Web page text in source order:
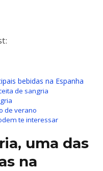
bebidas na Espanha
de sangria
de verano
te interessar
uma das
na